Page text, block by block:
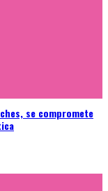
se compromete